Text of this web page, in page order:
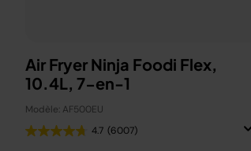
Air Fryer Ninja Foodi Flex,
10.4L, 7-en-1
Modèle: AF500EU
4.7 (6007)